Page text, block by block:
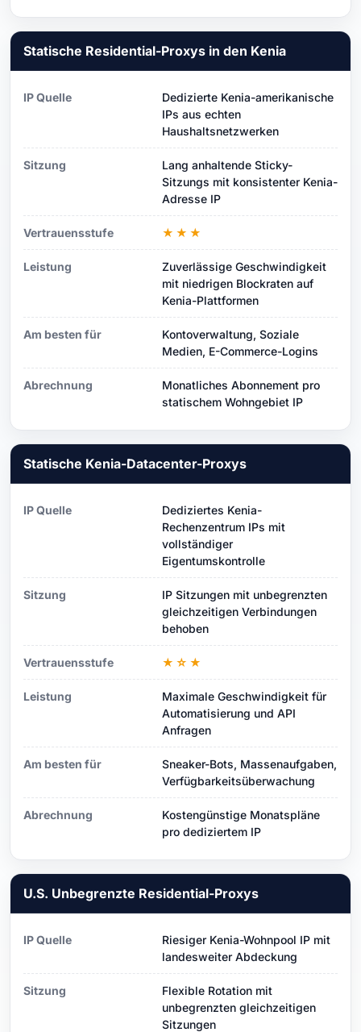
Statische Residential-Proxys in den Kenia
IP Quelle
Dedizierte Kenia-amerikanische
IPs aus echten
Haushaltsnetzwerken
Sitzung
Lang anhaltende Sticky-
Sitzungs mit konsistenter Kenia-
Adresse IP
Vertrauensstufe ★★★
Leistung
Zuverlässige Geschwindigkeit
mit niedrigen Blockraten auf
Kenia-Plattformen
Am besten für
Kontoverwaltung, Soziale
Medien, E-Commerce-Logins
Abrechnung
Monatliches Abonnement pro
statischem Wohngebiet IP
Statische Kenia-Datacenter-Proxys
IP Quelle
Dediziertes Kenia-
Rechenzentrum IPs mit
vollständiger
Eigentumskontrolle
Sitzung
IP Sitzungen mit unbegrenzten
gleichzeitigen Verbindungen
behoben
Vertrauensstufe ★☆★
Leistung
Maximale Geschwindigkeit für
Automatisierung und API
Anfragen
Am besten für
Sneaker-Bots, Massenaufgaben,
Verfügbarkeitsüberwachung
Abrechnung
Kostengünstige Monatspläne
pro dediziertem IP
U.S. Unbegrenzte Residential-Proxys
IP Quelle
Riesiger Kenia-Wohnpool IP mit
landesweiter Abdeckung
Sitzung
Flexible Rotation mit
unbegrenzten gleichzeitigen
Sitzungen